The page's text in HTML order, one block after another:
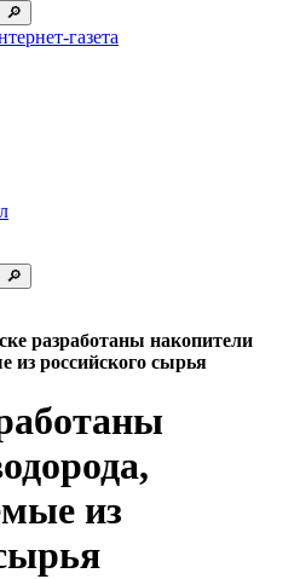
газета
разработаны накопители
из российского сырья
из